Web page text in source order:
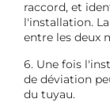
raccord, et
l'installation.
entre les deux
6. Une fois
de déviation
du tuyau.